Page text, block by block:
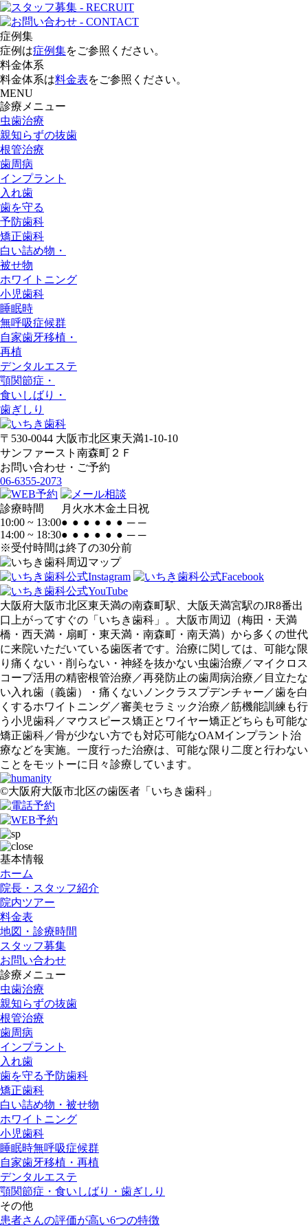
症例集
症例は症例集をご参照ください。
料金体系
料金体系は料金表をご参照ください。
MENU
診療メニュー
虫歯治療
親知らずの抜歯
根管治療
歯周病
インプラント
入れ歯
歯を守る
予防歯科
矯正歯科
白い詰め物・
被せ物
ホワイトニング
小児歯科
睡眠時
無呼吸症候群
自家歯牙移植・
再植
デンタルエステ
顎関節症・
食いしばり・
歯ぎしり
〒530-0044 大阪市北区東天満1-10-10
サンファースト南森町２Ｆ
お問い合わせ・ご予約
06-6355-2073
診療時間 月 火水木金土 日 祝
10:00 ~ 13:00● ● ● ● ● ● ─ ─
14:00 ~ 18:30● ● ● ● ● ● ─ ─
※受付時間は終了の30分前
大阪府大阪市北区東天満の南森町駅、大阪天満宮駅のJR8番出
口上がってすぐの「いちき歯科」。大阪市周辺（梅田・天満
橋・西天満・扇町・東天満・南森町・南天満）から多くの世代
に来院いただいている歯医者です。治療に関しては、可能な限
り痛くない・削らない・神経を抜かない虫歯治療／マイクロス
コープ活用の精密根管治療／再発防止の歯周病治療／目立たな
い入れ歯（義歯）・痛くないノンクラスプデンチャー／歯を白
くするホワイトニング／審美セラミック治療／筋機能訓練も行
う小児歯科／マウスピース矯正とワイヤー矯正どちらも可能な
矯正歯科／骨が少ない方でも対応可能なOAMインプラント治
療などを実施。一度行った治療は、可能な限り二度と行わない
ことをモットーに日々診療しています。
©大阪府大阪市北区の歯医者「いちき歯科」
基本情報
ホーム
院長・スタッフ紹介
院内ツアー
料金表
地図・診療時間
スタッフ募集
お問い合わせ
診療メニュー
虫歯治療
親知らずの抜歯
根管治療
歯周病
インプラント
入れ歯
歯を守る予防歯科
矯正歯科
白い詰め物・被せ物
ホワイトニング
小児歯科
睡眠時無呼吸症候群
自家歯牙移植・再植
デンタルエステ
顎関節症・食いしばり・歯ぎしり
その他
患者さんの評価が高い6つの特徴